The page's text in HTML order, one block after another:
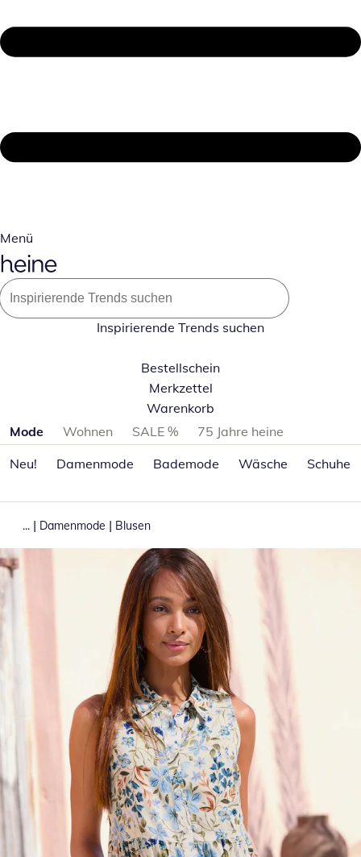
Menü
Inspirierende Trends suchen
Bestellschein
Merkzettel
Warenkorb
Produktkategorien überspringen
Mode Wohnen SALE %
75 Jahre heine
Neu!
Damenmode Bademode Wäsche Schuhe
... | Damenmode | Blusen